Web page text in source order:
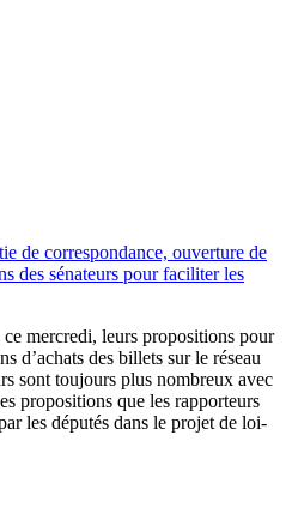
de correspondance, ouverture de
des sénateurs pour faciliter les
mercredi, leurs propositions pour
d’achats des billets sur le réseau
sont toujours plus nombreux avec
propositions que les rapporteurs
les députés dans le projet de loi-